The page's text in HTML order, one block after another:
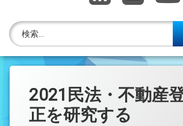
株主名簿管理人
ご相談について
投稿記事一覧
検索:
2021民法・不動産
正を研究する